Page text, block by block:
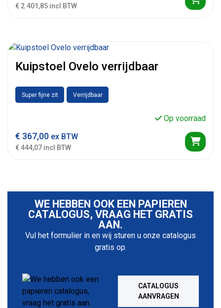
€ 2.401,85 incl BTW
Kuipstoel Ovelo verrijdbaar
Super fijne zit Verrijdbaar
Op voorraad
€ 367,00 ex BTW
€ 444,07 incl BTW
WE HEBBEN OOK EEN PAPIEREN
CATALOGUS, VRAAG HET GRATIS
AAN.
Vul het formulier in en wij sturen u onze catalogus
gratis op.
CATALOGUS
AANVRAGEN